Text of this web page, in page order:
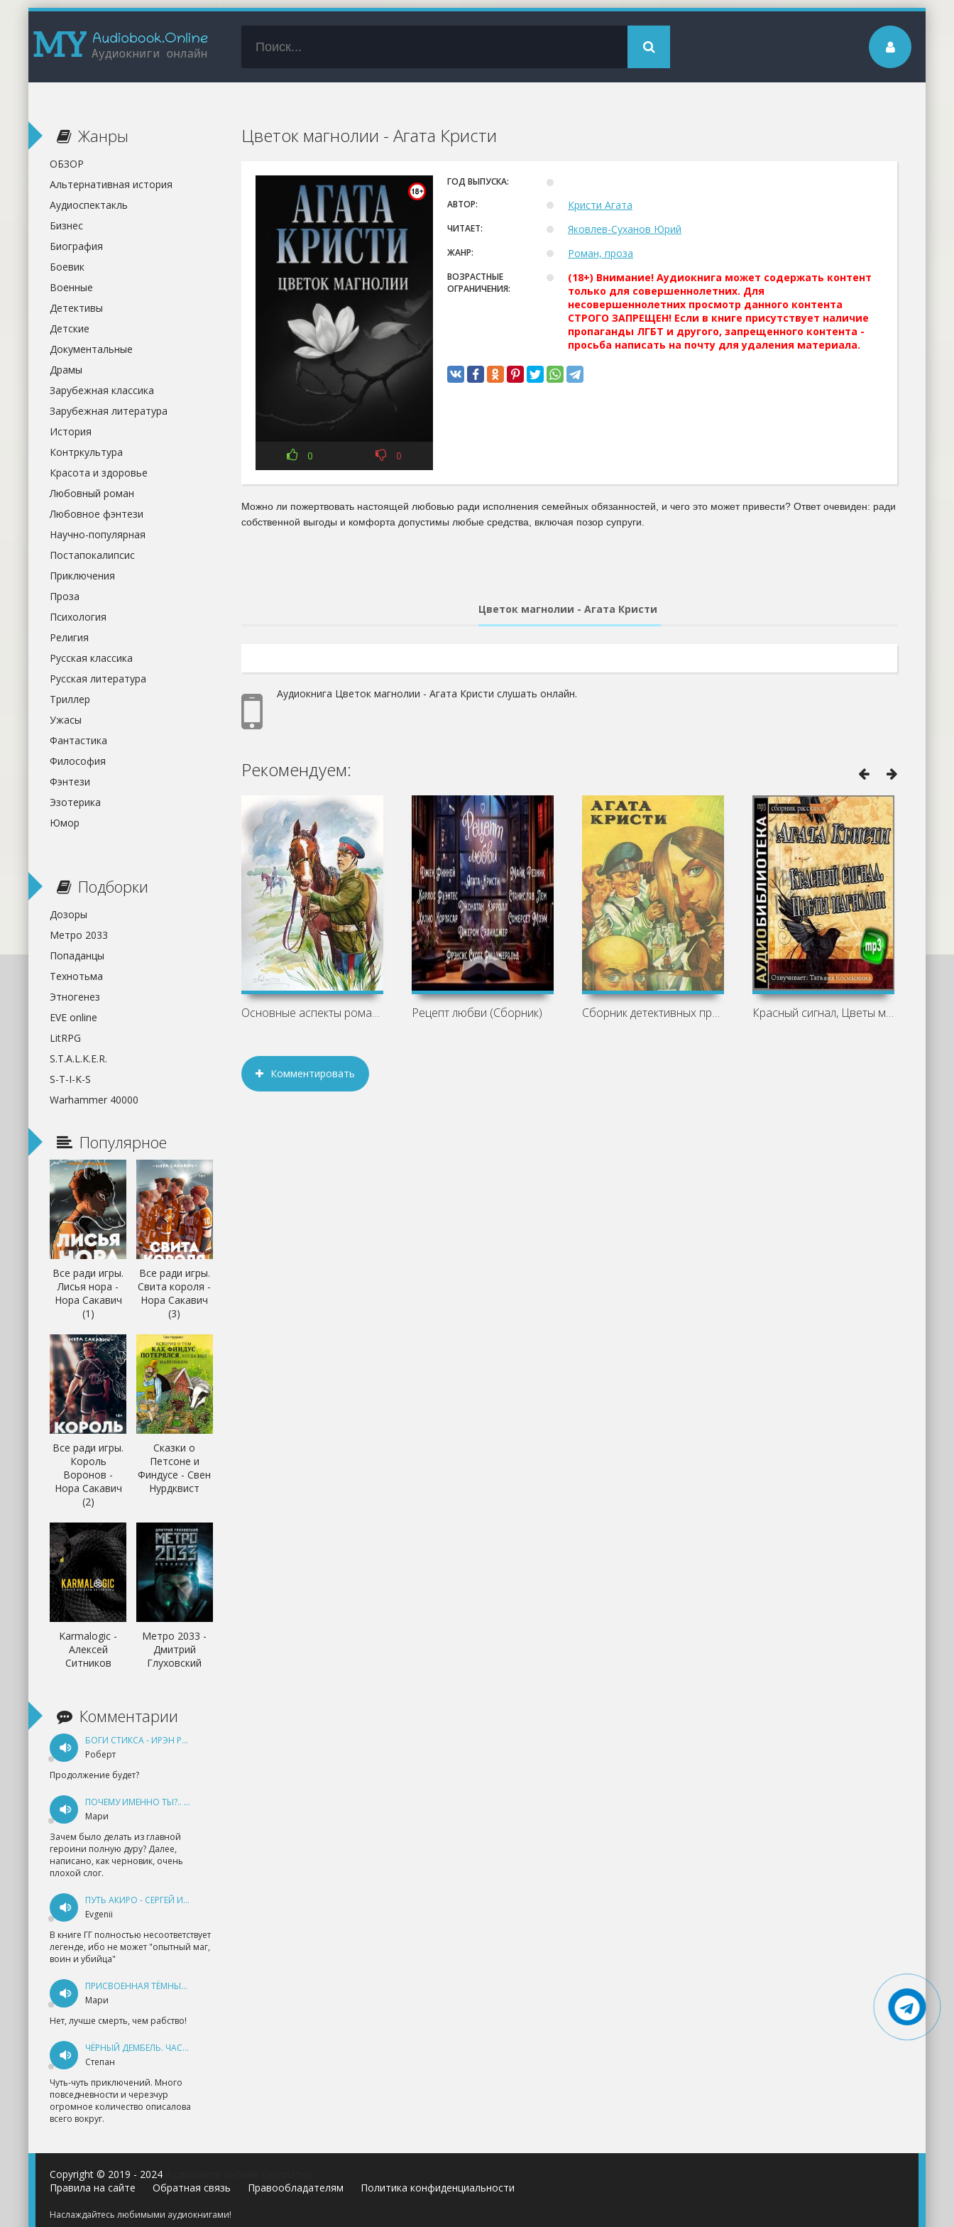
Цветок магнолии - Агата Кристи
0 0
ГОД ВЫПУСКА:
АВТОР:
Кристи Агата
ЧИТАЕТ: Яковлев-Суханов Юрий
ЖАНР: Роман, проза
ВОЗРАСТНЫЕ
ОГРАНИЧЕНИЯ:
(18+) Внимание! Аудиокнига может содержать контент
только для совершеннолетних. Для
несовершеннолетних просмотр данного контента
СТРОГО ЗАПРЕЩЕН! Если в книге присутствует наличие
пропаганды ЛГБТ и другого, запрещенного контента -
просьба написать на почту для удаления материала.
Можно ли пожертвовать настоящей любовью ради исполнения семейных обязанностей, и чего это может привести? Ответ очевиден: ради
собственной выгоды и комфорта допустимы любые средства, включая позор супруги.
Цветок магнолии - Агата Кристи
Аудиокнига Цветок магнолии - Агата Кристи слушать онлайн.
Рекомендуем:
Основные аспекты романа «Казачий крест» Рецепт любви (Сборник) Сборник детективных произведений - Красный сигнал, Цветы магнолии - Агата
Комментировать
Жанры
ОБЗОР
Альтернативная история
Аудиоспектакль
Бизнес
Биография
Боевик
Военные
Детективы
Детские
Документальные
Драмы
Зарубежная классика
Зарубежная литература
История
Контркультура
Красота и здоровье
Любовный роман
Любовное фэнтези
Научно-популярная
Постапокалипсис
Приключения
Проза
Психология
Религия
Русская классика
Русская литература
Триллер
Ужасы
Фантастика
Философия
Фэнтези
Эзотерика
Юмор
Подборки
Дозоры
Метро 2033
Попаданцы
Технотьма
Этногенез
EVE online
LitRPG
S.T.A.L.K.E.R.
S-T-I-K-S
Warhammer 40000
Популярное
Все ради игры.
Лисья нора -
Нора Сакавич
(1)
Все ради игры.
Свита короля -
Нора Сакавич
(3)
Все ради игры.
Король
Воронов -
Нора Сакавич
(2)
Сказки о
Петсоне и
Финдусе - Свен
Нурдквист
Karmalogic -
Алексей
Ситников
Метро 2033 -
Дмитрий
Глуховский
Комментарии
БОГИ СТИКСА - ИРЭН РУДКЕВИЧ
Роберт
Продолжение будет?
ПОЧЕМУ ИМЕННО ТЫ?.. КНИГА 1 - ЕКАТЕРИНА ЮДИНА
Мари
Зачем было делать из главной
героини полную дуру? Далее,
написано, как черновик, очень
плохой слог.
ПУТЬ АКИРО - СЕРГЕЙ ИЗМАЙЛОВ
Evgenii
В книге ГГ полностью несоответствует
легенде, ибо не может "опытный маг,
воин и убийца"
ПРИСВОЕННАЯ ТЁМНЫМ. ПРОКЛЯТАЯ ЛЮБОВЬ - АННА ГЕРР
Мари
Нет, лучше смерть, чем рабство!
ЧЁРНЫЙ ДЕМБЕЛЬ. ЧАСТЬ 1 - АНДРЕЙ ФЕДИН
Степан
Чуть-чуть приключений. Много
повседневности и черезчур
огромное количество описалова
всего вокруг.
Copyright © 2019 - 2024
Правила на сайте
Обратная связь Правообладателям Политика конфиденциальности
Наслаждайтесь любимыми аудиокнигами!